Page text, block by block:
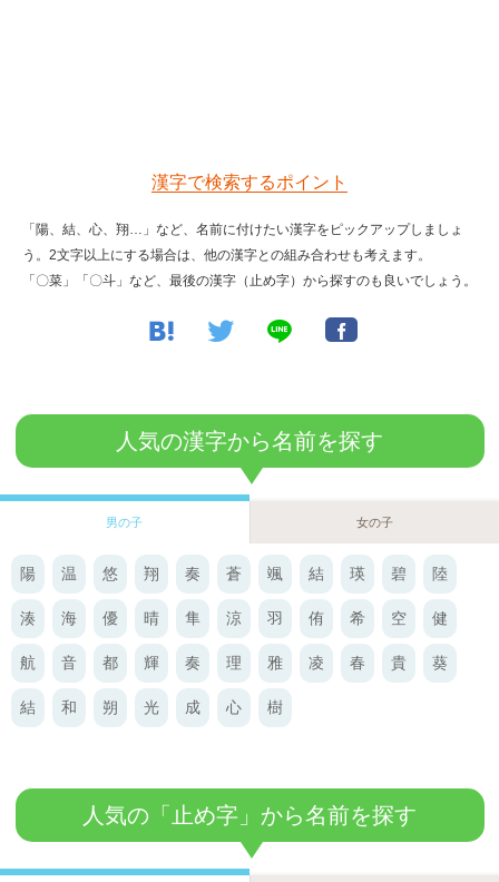
漢字で検索するポイント
「陽、結、心、翔…」など、名前に付けたい漢字をピックアップしましょ
う。2文字以上にする場合は、他の漢字との組み合わせも考えます。
「〇菜」「〇斗」など、最後の漢字（止め字）から探すのも良いでしょう。
人気の漢字から名前を探す
男の子 女の子
陽 温 悠 翔 奏 蒼 颯 結 瑛 碧 陸
湊 海 優 晴 隼 涼 羽 侑 希 空 健
航 音 都 輝 奏 理 雅 凌 春 貴 葵
結 和 朔 光 成 心 樹
花 彩 羽 紗 夏 杏 茉 優 芽
春
人気の「止め字」から名前を探す